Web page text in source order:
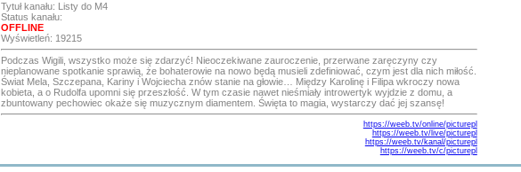
Tytuł kanału: Listy do M4
Status kanału:
OFFLINE
Wyświetleń: 19215
Podczas Wigili, wszystko może się zdarzyć! Nieoczekiwane zauroczenie, przerwane zaręczyny czy
nieplanowane spotkanie sprawią, że bohaterowie na nowo będą musieli zdefiniować, czym jest dla nich miłość.
Świat Mela, Szczepana, Kariny i Wojciecha znów stanie na głowie… Między Karolinę i Filipa wkroczy nowa
kobieta, a o Rudolfa upomni się przeszłość. W tym czasie nawet nieśmiały introwertyk wyjdzie z domu, a
zbuntowany pechowiec okaże się muzycznym diamentem. Święta to magia, wystarczy dać jej szansę!
https://weeb.tv/online/picturepl
https://weeb.tv/live/picturepl
https://weeb.tv/kanal/picturepl
https://weeb.tv/c/picturepl